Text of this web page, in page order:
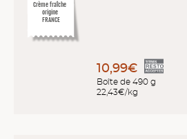
Crème fraîche
origine
FRANCE
10,99€
Boîte de 490 g
22,43€/kg